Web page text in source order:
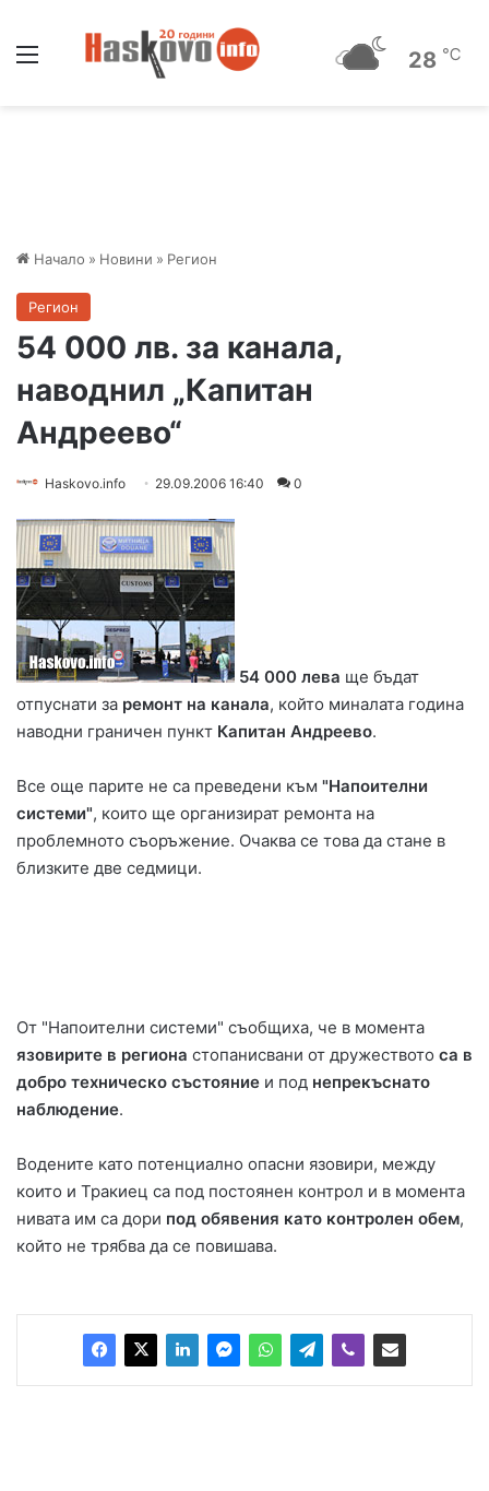
28 ℃
Начало » Новини » Регион
Регион
54 000 лв. за канала,
наводнил „Капитан
Андреево“
Haskovo.info 29.09.2006 16:40 0
54 000 лева ще бъдат
отпуснати за ремонт на канала, който миналата година
наводни граничен пункт Капитан Андреево.
Все още парите не са преведени към "Напоителни
системи", които ще организират ремонта на
проблемното съоръжение. Очаква се това да стане в
близките две седмици.
От "Напоителни системи" съобщиха, че в момента
язовирите в региона стопанисвани от дружеството са в
добро техническо състояние и под непрекъснато
наблюдение.
Водените като потенциално опасни язовири, между
които и Тракиец са под постоянен контрол и в момента
нивата им са дори под обявения като контролен обем,
който не трябва да се повишава.